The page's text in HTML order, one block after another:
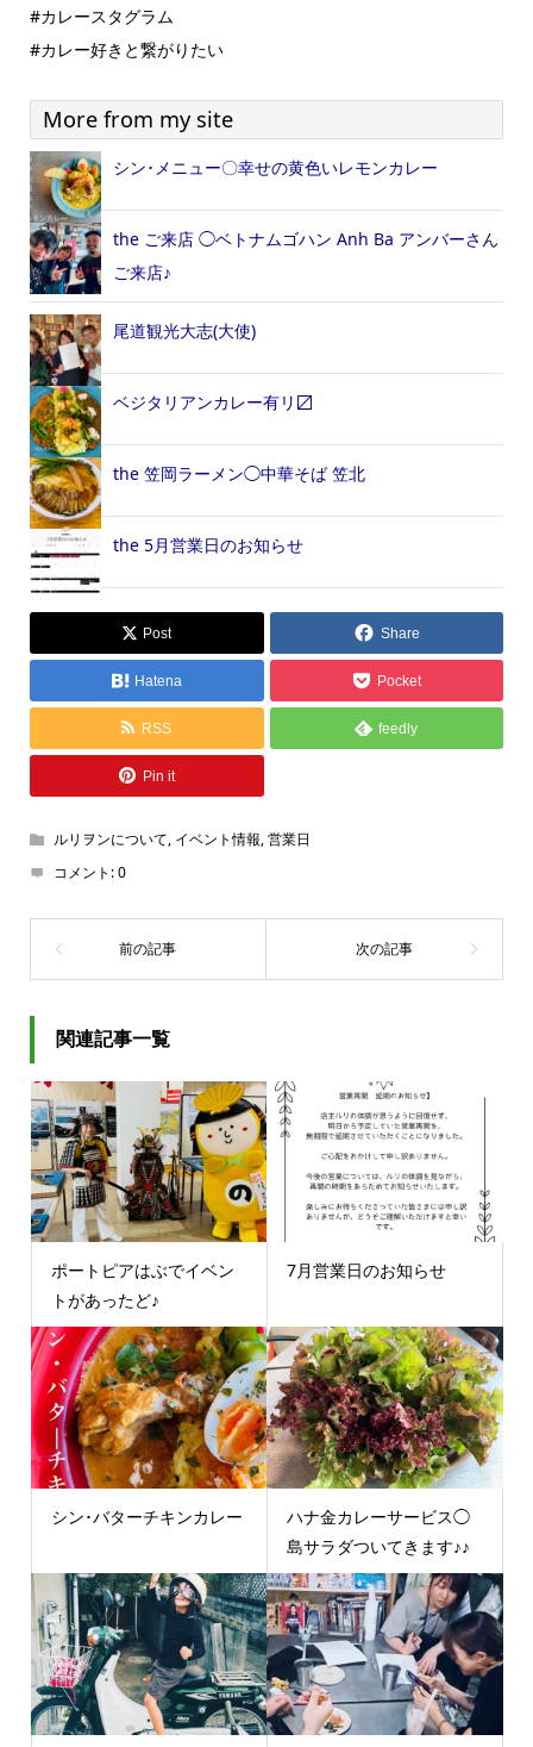
#カレースタグラム
#カレー好きと繋がりたい
More from my site
シン･メニュー〇幸せの黄色いレモンカレー
the ご来店 ◯ベトナムゴハン Anh Ba アンバーさん
ご来店♪
尾道観光大志(大使)
ベジタリアンカレー有リ〼
the 笠岡ラーメン◯中華そば 笠北
the 5月営業日のお知らせ
Post Share
Hatena Pocket
RSS feedly
Pin it
ルリヲンについて, イベント情報,営業日
コメント:0
関連記事一覧
ポートピアはぶでイベン
トがあったど♪
7月営業日のお知らせ
シン･バターチキンカレー
ハナ金カレーサービス◯
島サラダついてきます♪♪